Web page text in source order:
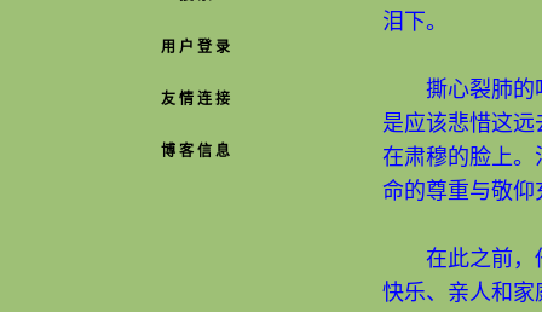
用 户 登 录
友 情 连 接
博 客 信 息
泪下。
撕心裂肺的鸣
是应该悲惜这
在肃穆的脸上
命的尊重与敬
在此之前，他
快乐、亲人和